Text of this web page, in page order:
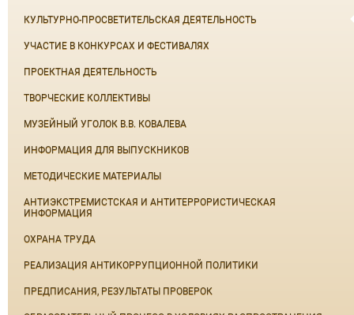
КУЛЬТУРНО-ПРОСВЕТИТЕЛЬСКАЯ ДЕЯТЕЛЬНОСТЬ
УЧАСТИЕ В КОНКУРСАХ И ФЕСТИВАЛЯХ
ПРОЕКТНАЯ ДЕЯТЕЛЬНОСТЬ
ТВОРЧЕСКИЕ КОЛЛЕКТИВЫ
МУЗЕЙНЫЙ УГОЛОК В.В. КОВАЛЕВА
ИНФОРМАЦИЯ ДЛЯ ВЫПУСКНИКОВ
МЕТОДИЧЕСКИЕ МАТЕРИАЛЫ
АНТИЭКСТРЕМИСТСКАЯ И АНТИТЕРРОРИСТИЧЕСКАЯ
ИНФОРМАЦИЯ
ОХРАНА ТРУДА
РЕАЛИЗАЦИЯ АНТИКОРРУПЦИОННОЙ ПОЛИТИКИ
ПРЕДПИСАНИЯ, РЕЗУЛЬТАТЫ ПРОВЕРОК